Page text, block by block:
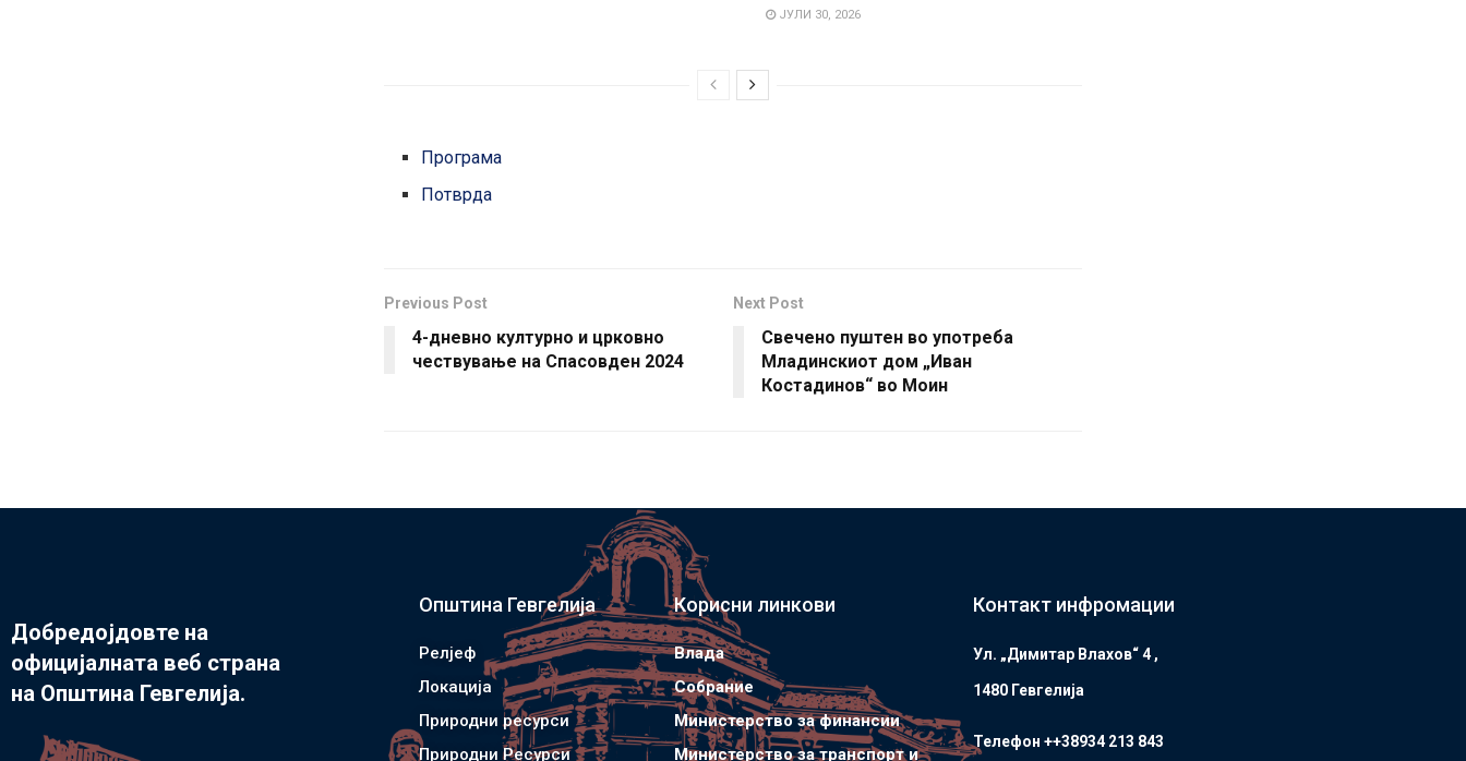
ЈУЛИ 30, 2026
Програма
Потврда
Previous Post
4-дневно културно и црковно
чествување на Спасовден 2024
Next Post
Свечено пуштен во употреба
Младинскиот дом „Иван
Костадинов“ во Моин
Добредојдовте на
официјалната веб страна
на Општина Гевгелија.
Општина Гевгелија
Релјеф
Локација
Природни ресурси
Природни Ресурси
Корисни линкови
Влада
Собрание
Министерство за финансии
Министерство за транспорт и
Контакт инфромации
Ул. „Димитар Влахов“ 4 ,
1480 Гевгелијa
Телефон ++38934 213 843